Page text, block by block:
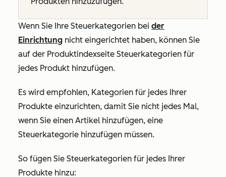
Wenn Sie Ihre Steuerkategorien bei der
Einrichtung nicht eingerichtet haben, können Sie
auf der Produktindexseite Steuerkategorien für
jedes Produkt hinzufügen.
Es wird empfohlen, Kategorien für jedes Ihrer
Produkte einzurichten, damit Sie nicht jedes Mal,
wenn Sie einen Artikel hinzufügen, eine
Steuerkategorie hinzufügen müssen.
So fügen Sie Steuerkategorien für jedes Ihrer
Produkte hinzu: